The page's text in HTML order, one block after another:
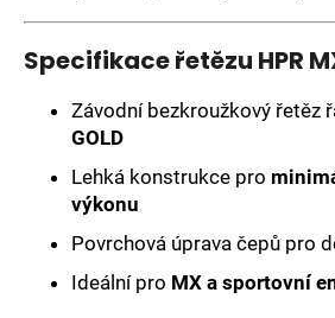
Specifikace řetězu HPR
Závodní bezkroužkový řetěz
GOLD
Lehká konstrukce pro
výkonu
Povrchová úprava čepů pro
Ideální pro MX a sportovní
DUCATI
450
990